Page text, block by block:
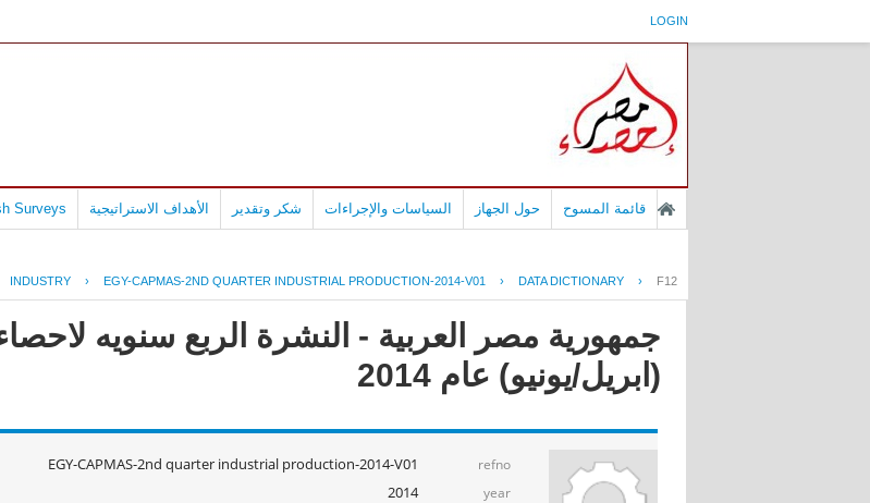
LOGIN
قائمة المسوح حول الجهاز السياسات والإجراءات شكر وتقدير الأهداف الاستراتيجية Surveys
INDUSTRY › EGY-CAPMAS-2ND QUARTER INDUSTRIAL PRODUCTION-2014-V01 › DATA DICTIONARY › F12
جمهورية مصر العربية - النشرة الربع سنويه لاحصاء
(ابريل/يونيو) عام 2014
refno
EGY-CAPMAS-2nd quarter industrial production-2014-V01
year
2014